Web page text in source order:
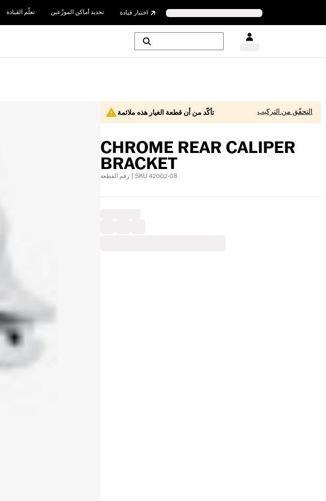
تعلّم القيادة تحديد أماكن الموزّعين اختبار قيادة
تأكّد من أن قطعة الغيار هذه ملائمة التحقّق من التركيب
CHROME REAR CALIPER
BRACKET
رقم القطعة | SKU 42002-08